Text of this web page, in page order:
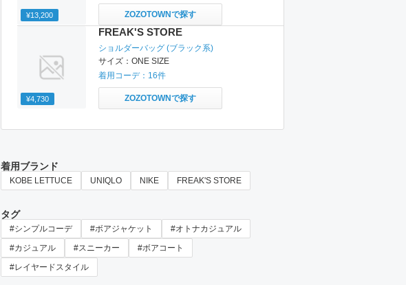
¥13,200 ZOZOTOWNで探す
¥4,730
FREAK'S STORE
ショルダーバッグ (ブラック系)
サイズ： ONE SIZE
着用コーデ： 16件
ZOZOTOWNで探す
着用ブランド
KOBE LETTUCE UNIQLO NIKE FREAK'S STORE
タグ
#シンプルコーデ #ボアジャケット
#オトナカジュアル
#カジュアル
#スニーカー
#ボアコート
#レイヤードスタイル